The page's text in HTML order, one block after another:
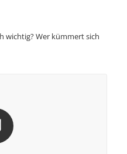
wichtig? Wer kümmert sich